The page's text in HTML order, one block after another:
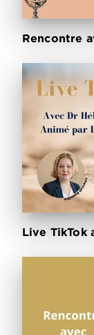
Rencontre
Live TikTok